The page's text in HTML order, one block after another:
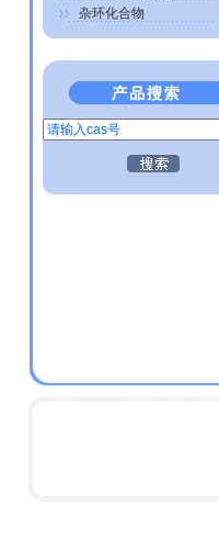
杂环化合物